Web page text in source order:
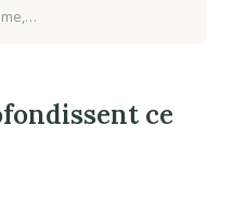
ce